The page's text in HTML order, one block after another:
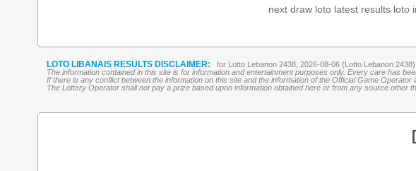
next draw loto latest results loto
LOTO LIBANAIS RESULTS DISCLAIMER: for Lotto Lebanon 2438, 2026-08-06 (Lotto Lebanon 2438),
The information contained in this site is for information and entertainment purposes only. Every care has
If there is any conflict between the information on this site and the information of the Official Game
The Lottery Operator shall not pay a prize based upon information obtained here or from any source other